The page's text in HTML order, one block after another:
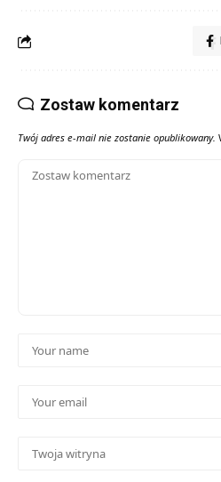
Zostaw komentarz
Twój adres e-mail nie zostanie opublikowany.